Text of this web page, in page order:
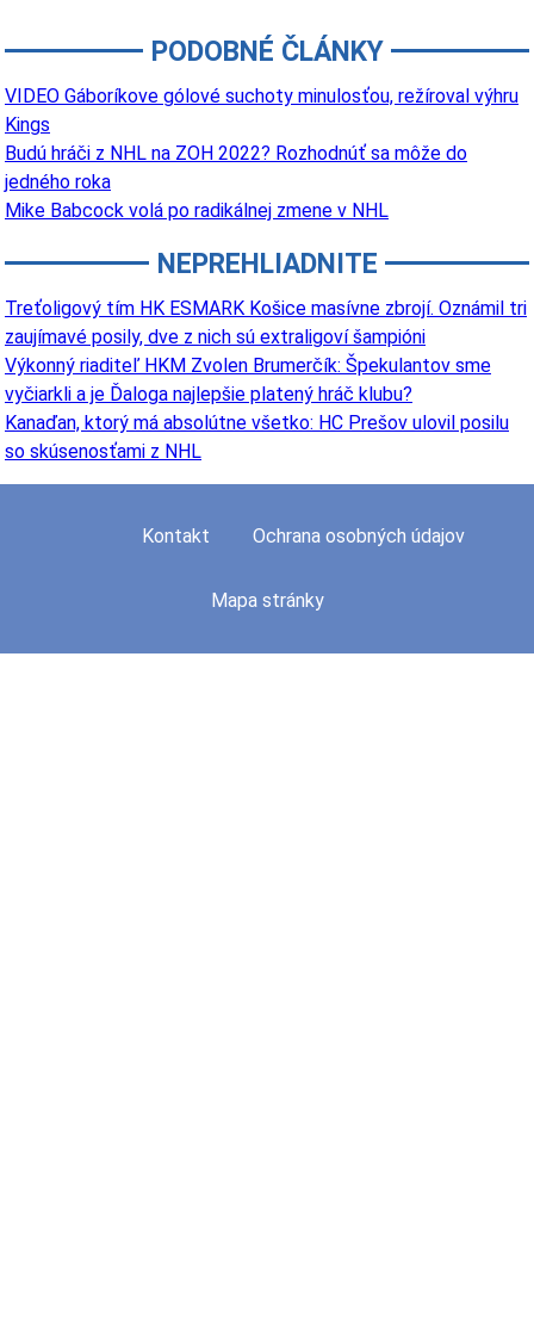
PODOBNÉ ČLÁNKY
VIDEO Gáboríkove gólové suchoty minulosťou, režíroval výhru
Kings
Budú hráči z NHL na ZOH 2022? Rozhodnúť sa môže do
jedného roka
Mike Babcock volá po radikálnej zmene v NHL
NEPREHLIADNITE
Treťoligový tím HK ESMARK Košice masívne zbrojí. Oznámil tri
zaujímavé posily, dve z nich sú extraligoví šampióni
Výkonný riaditeľ HKM Zvolen Brumerčík: Špekulantov sme
vyčiarkli a je Ďaloga najlepšie platený hráč klubu?
Kanaďan, ktorý má absolútne všetko: HC Prešov ulovil posilu
so skúsenosťami z NHL
Kontakt Ochrana osobných údajov
Mapa stránky